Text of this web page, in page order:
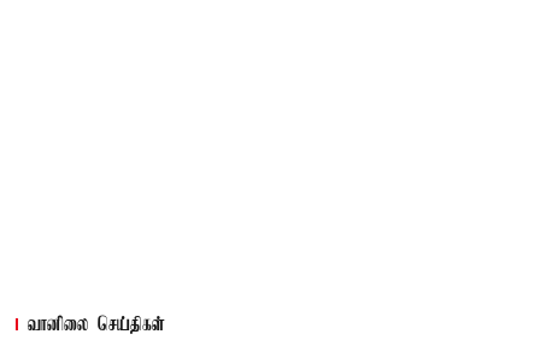
வானிலை செய்திகள்